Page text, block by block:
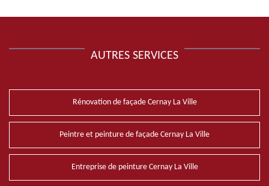
AUTRES SERVICES
Rénovation de façade Cernay La Ville
Peintre et peinture de façade Cernay La Ville
Entreprise de peinture Cernay La Ville